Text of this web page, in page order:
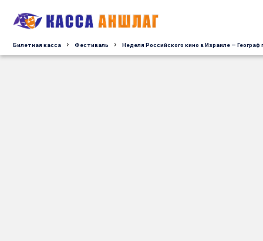
Билетная касса Фестиваль Неделя Российского кино в Израиле — Географ